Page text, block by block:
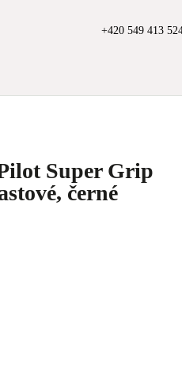
+420 549 413
Super Grip
černé